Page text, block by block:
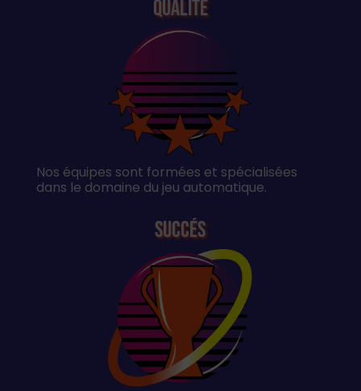
Qualité
Nos équipes sont formées et spécialisées
dans le domaine du jeu automatique.
Succés